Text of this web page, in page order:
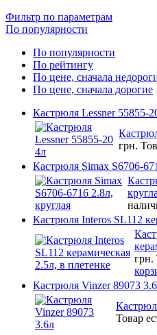
Фильтр по параметрам
По популярности
По популярности
По рейтингу
По цене, сначала
По цене, сначала дорогие
Кастрюля Lessner 55855-
грн.
Кастрюля Simax S6706-
Кастрюля Interos SL112
грн.
Кастрюля Vinzer 89073
Товар